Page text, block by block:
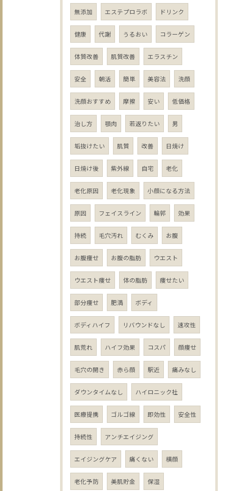
無添加 エステプロラボ ドリンク
健康 代謝 うるおい コラーゲン
体質改善 肌質改善 エラスチン
安全 朝活 簡単 美容法 洗顔
洗顔おすすめ 摩擦 安い 低価格
治し方 顎肉 若返りたい 男
垢抜けたい 肌質 改善 日焼け
日焼け後 紫外線 自宅 老化
老化原因 老化現象 小顔になる方法
原因 フェイスライン 輪郭 効果
持続 毛穴汚れ むくみ お腹
お腹痩せ お腹の脂肪 ウエスト
ウエスト痩せ 体の脂肪 痩せたい
部分痩せ 肥満 ボディ
ボディハイフ リバウンドなし 速攻性
肌荒れ ハイフ効果 コスパ 顔痩せ
毛穴の開き 赤ら顔 駅近 痛みなし
ダウンタイムなし ハイロニック社
医療提携 ゴルゴ線 即効性 安全性
持続性 アンチエイジング
エイジングケア 痛くない 横顔
老化予防 美肌貯金 保湿